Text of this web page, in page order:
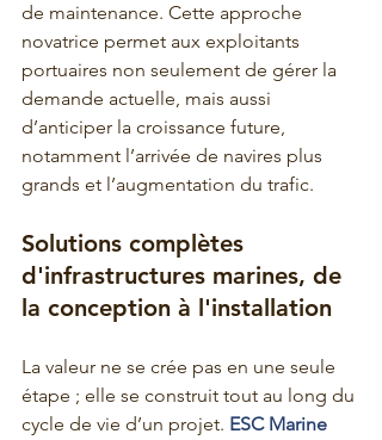
de maintenance. Cette approche
novatrice permet aux exploitants
portuaires non seulement de gérer la
demande actuelle, mais aussi
d’anticiper la croissance future,
notamment l’arrivée de navires plus
grands et l’augmentation du trafic.
Solutions complètes
d'infrastructures marines, de
la conception à l'installation
La valeur ne se crée pas en une seule
étape ; elle se construit tout au long du
cycle de vie d’un projet. ESC Marine